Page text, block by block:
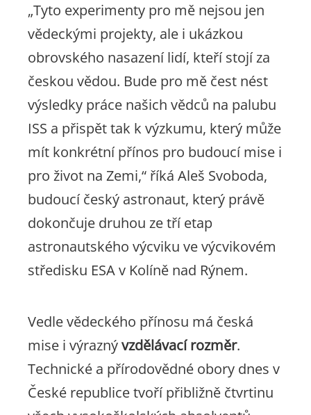
„Tyto experimenty pro mě nejsou jen
vědeckými projekty, ale i ukázkou
obrovského nasazení lidí, kteří stojí za
českou vědou. Bude pro mě čest nést
výsledky práce našich vědců na palubu
ISS a přispět tak k výzkumu, který může
mít konkrétní přínos pro budoucí mise i
pro život na Zemi,“ říká Aleš Svoboda,
budoucí český astronaut, který právě
dokončuje druhou ze tří etap
astronautského výcviku ve výcvikovém
středisku ESA v Kolíně nad Rýnem.
Vedle vědeckého přínosu má česká
mise i výraznývzdělávací rozměr.
Technické a přírodovědné obory dnes v
České republice tvoří přibližně čtvrtinu